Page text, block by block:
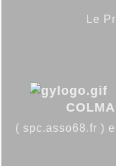
Le
( spc.asso68.fr )